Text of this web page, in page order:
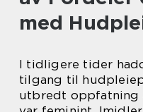
med
I tidligere tider
tilgang til
utbredt oppfatning